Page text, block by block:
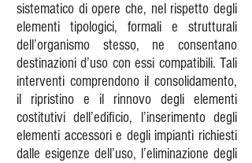
sistematico di opere che, nel rispetto degli
elementi tipologici, formali e strutturali
dell’organismo stesso, ne consentano
destinazioni d’uso con essi compatibili. Tali
interventi comprendono il consolidamento,
il ripristino e il rinnovo degli elementi
costitutivi dell’edificio, l’inserimento degli
elementi accessori e degli impianti richiesti
dalle esigenze dell’uso, l’eliminazione degli